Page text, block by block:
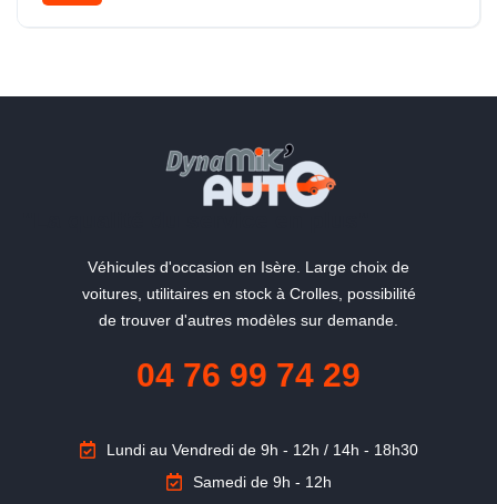
Véhicules d'occasion en Isère. Large choix de
voitures, utilitaires en stock à Crolles, possibilité
de trouver d'autres modèles sur demande.
04 76 99 74 29
Lundi au Vendredi de 9h - 12h / 14h - 18h30
Samedi de 9h - 12h